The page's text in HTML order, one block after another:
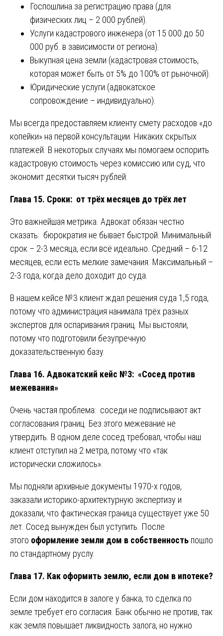
Госпошлина за регистрацию права (для
физических лиц – 2 000 рублей).
Услуги кадастрового инженера (от 15 000 до 50
000 руб. в зависимости от региона).
Выкупная цена земли (кадастровая стоимость,
которая может быть от 5% до 100% от рыночной).
Юридические услуги (адвокатское
сопровождение – индивидуально).
Мы всегда предоставляем клиенту смету расходов «до
копейки» на первой консультации. Никаких скрытых
платежей. В некоторых случаях мы помогаем оспорить
кадастровую стоимость через комиссию или суд, что
экономит десятки тысяч рублей.
Глава 15. Сроки: от трёх месяцев до трёх лет
Это важнейшая метрика. Адвокат обязан честно
сказать: бюрократия не бывает быстрой. Минимальный
срок – 2-3 месяца, если всё идеально. Средний – 6-12
месяцев, если есть мелкие замечания. Максимальный –
2-3 года, когда дело доходит до суда.
В нашем кейсе №3 клиент ждал решения суда 1,5 года,
потому что администрация нанимала трёх разных
экспертов для оспаривания границ. Мы выстояли,
потому что подготовили безупречную
доказательственную базу.
Глава 16. Адвокатский кейс №3: «Сосед против
межевания»
Очень частая проблема: соседи не подписывают акт
согласования границ. Без этого межевание не
утвердить. В одном деле сосед требовал, чтобы наш
клиент отступил на 2 метра, потому что «так
исторически сложилось».
Мы подняли архивные документы 1970-х годов,
заказали историко-архитектурную экспертизу и
доказали, что фактическая граница существует уже 50
лет. Сосед вынужден был уступить. После
этого оформление земли дом в собственность пошло
по стандартному руслу.
Глава 17. Как оформить землю, если дом в ипотеке?
Если дом находится в залоге у банка, то сделка по
земле требует его согласия. Банк обычно не против, так
как земля повышает ликвидность залога, но нужно